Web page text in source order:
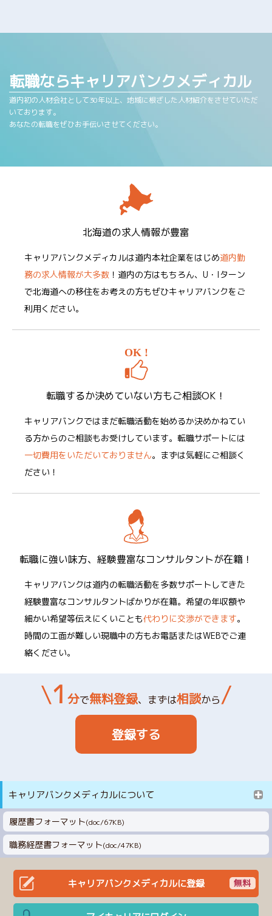
転職ならキャリアバンクメディカル
道内初の人材会社として30年以上、地域に根ざした人材紹介をさせていただ
いております。
あなたの転職をぜひお手伝いさせてください。
北海道の求人情報が豊富
キャリアバンクメディカルは道内本社企業をはじめ道内勤
務の求人情報が大多数 ！道内の方はもちろん、U・Iターン
で北海道への移住をお考えの方もぜひキャリアバンクをご
利用ください。
転職するか決めていない方もご相談OK！
キャリアバンクではまだ転職活動を始めるか決めかねてい
る方からのご相談もお受けしています。転職サポートには
一切費用をいただいておりません。まずは気軽にご相談く
ださい！
転職に強い味方、経験豊富なコンサルタントが在籍！
キャリアバンクは道内の転職活動を多数サポートしてきた
経験豊富なコンサルタントばかりが在籍。希望の年収額や
細かい希望等伝えにくいことも代わりに交渉ができます。
時間の工面が難しい現職中の方もお電話またはWEBでご連
絡ください。
1 分で無料登録、まずは相談から
登録する
キャリアバンクメディカルについて
はじめての方へ
サービスのご案内
よくあるご質問
お問い合わせ
履歴書フォーマット(doc/67KB)
職務経歴書フォーマット(doc/47KB)
キャリアバンクメディカルに登録